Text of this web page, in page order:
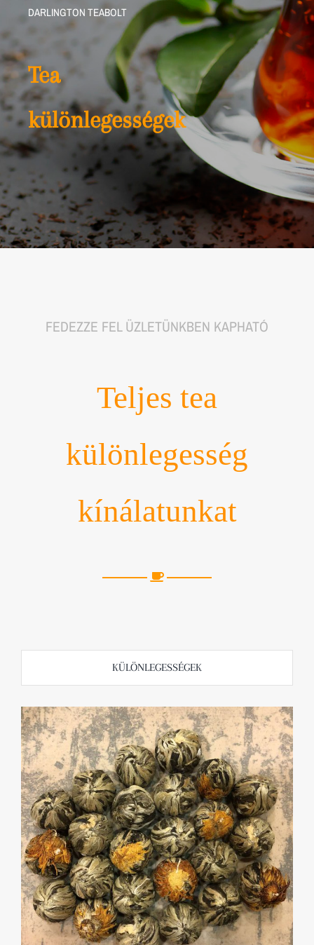
DARLINGTON TEABOLT
Tea
különlegességek
FEDEZZE FEL ÜZLETÜNKBEN KAPHATÓ
Teljes tea
különlegesség
kínálatunkat
KÜLÖNLEGESSÉGEK